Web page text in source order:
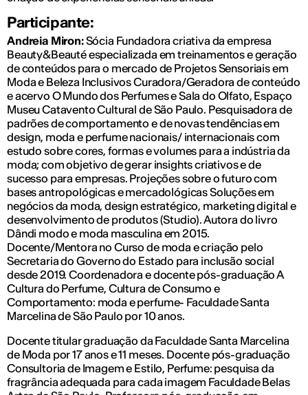
Participante:
Andreia Miron:Sócia Fundadora criativa da empresa
Beauty&Beauté especializada em treinamentos e geração
de conteúdos para o mercado de Projetos Sensoriais em
Moda e Beleza Inclusivos Curadora/Geradora de conteúdo
e acervo O Mundo dos Perfumes e Sala do Olfato, Espaço
Museu Catavento Cultural de São Paulo. Pesquisadora de
padrões de comportamento e de novas tendências em
design, moda e perfume nacionais/ internacionais com
estudo sobre cores, formas e volumes para a indústria da
moda; com objetivo de gerar insights criativos e de
sucesso para empresas. Projeções sobre o futuro com
bases antropológicas e mercadológicas Soluções em
negócios da moda, design estratégico, marketing digital e
desenvolvimento de produtos (Studio). Autora do livro
Dândi modo e moda masculina em 2015.
Docente/Mentora no Curso de moda e criação pelo
Secretaria do Governo do Estado para inclusão social
desde 2019. Coordenadora e docente pós-graduação A
Cultura do Perfume, Cultura de Consumo e
Comportamento: moda e perfume- Faculdade Santa
Marcelina de São Paulo por 10 anos.
Docente titular graduação da Faculdade Santa Marcelina
de Moda por 17 anos e 11 meses. Docente pós-graduação
Consultoria de Imagem e Estilo, Perfume: pesquisa da
fragrância adequada para cada imagem Faculdade Belas